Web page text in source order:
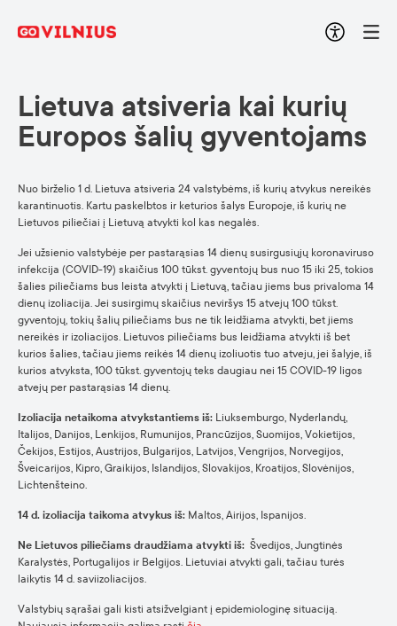
Lietuva atsiveria kai kurių
Europos šalių gyventojams
Nuo birželio 1 d. Lietuva atsiveria 24 valstybėms, iš kurių atvykus nereikės
karantinuotis. Kartu paskelbtos ir keturios šalys Europoje, iš kurių ne
Lietuvos piliečiai į Lietuvą atvykti kol kas negalės.
Jei užsienio valstybėje per pastarąsias 14 dienų susirgusiųjų koronaviruso
infekcija (COVID-19) skaičius 100 tūkst. gyventojų bus nuo 15 iki 25, tokios
šalies piliečiams bus leista atvykti į Lietuvą, tačiau jiems bus privaloma 14
dienų izoliacija. Jei susirgimų skaičius neviršys 15 atvejų 100 tūkst.
gyventojų, tokių šalių piliečiams bus ne tik leidžiama atvykti, bet jiems
nereikės ir izoliacijos. Lietuvos piliečiams bus leidžiama atvykti iš bet
kurios šalies, tačiau jiems reikės 14 dienų izoliuotis tuo atveju, jei šalyje, iš
kurios atvyksta, 100 tūkst. gyventojų teks daugiau nei 15 COVID-19 ligos
atvejų per pastarąsias 14 dienų.
Izoliacija netaikoma atvykstantiems iš: Liuksemburgo, Nyderlandų,
Italijos, Danijos, Lenkijos, Rumunijos, Prancūzijos, Suomijos, Vokietijos,
Čekijos, Estijos, Austrijos, Bulgarijos, Latvijos, Vengrijos, Norvegijos,
Šveicarijos, Kipro, Graikijos, Islandijos, Slovakijos, Kroatijos, Slovėnijos,
Lichtenšteino.
14 d. izoliacija taikoma atvykus iš: Maltos, Airijos, Ispanijos.
Ne Lietuvos piliečiams draudžiama atvykti iš: Švedijos, Jungtinės
Karalystės, Portugalijos ir Belgijos. Lietuviai atvykti gali, tačiau turės
laikytis 14 d. saviizoliacijos.
Valstybių sąrašai gali kisti atsižvelgiant į epidemiologinę situaciją.